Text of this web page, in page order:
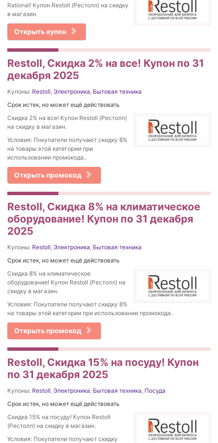
Rational! Купон Restoll (Рестолл) на скидку
в магазин.
Открыть купон
Restoll, Скидка 2% на все! Купон по 31
декабря 2025
Купоны: Restoll, Электроника, Бытовая техника
Срок истек, но может ещё действовать
Скидка 2% на все! Купон Restoll (Рестолл)
на скидку в магазин.
Условия: Покупатели получают скидку 8%
на товары этой категории при
использовании промокода..
Открыть промокод
Restoll, Скидка 8% на климатическое
оборудование! Купон по 31 декабря
2025
Купоны: Restoll, Электроника, Бытовая техника
Срок истек, но может ещё действовать
Скидка 8% на климатическое
оборудование! Купон Restoll (Рестолл) на
скидку в магазин.
Условия: Покупатели получают скидку 8%
на товары этой категории при использовании промокода..
Открыть промокод
Restoll, Скидка 15% на посуду! Купон
по 31 декабря 2025
Купоны: Restoll, Электроника, Бытовая техника, Посуда
Срок истек, но может ещё действовать
Скидка 15% на посуду! Купон Restoll
(Рестолл) на скидку в магазин.
Условия: Покупатели получают скидку